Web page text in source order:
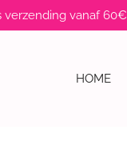
verzending vanaf 60€
HOME